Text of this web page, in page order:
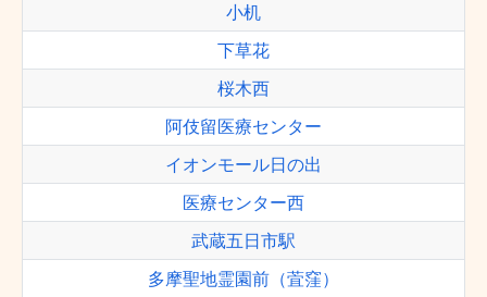
小机
下草花
桜木西
阿伎留医療センター
イオンモール日の出
医療センター西
武蔵五日市駅
多摩聖地霊園前（萓窪）